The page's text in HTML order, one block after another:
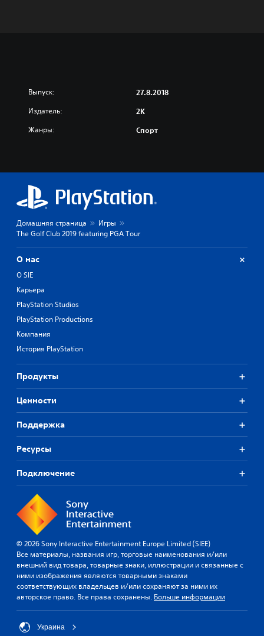
Выпуск: 27.8.2018
Издатель: 2K
Жанры: Спорт
Домашняя страница
Игры
The Golf Club 2019 featuring PGA Tour
О нас
О SIE
Карьера
PlayStation Studios
PlayStation Productions
Компания
История PlayStation
Продукты
Ценности
Поддержка
Ресурсы
Подключение
© 2026 Sony Interactive Entertainment Europe Limited (SIEE)
Все материалы, названия игр, торговые наименования и/или
внешний вид товара, товарные знаки, иллюстрации и связанные с
ними изображения являются товарными знаками
соответствующих владельцев и/или сохраняют за ними их
авторское право. Все права сохранены. Больше информации
Украина